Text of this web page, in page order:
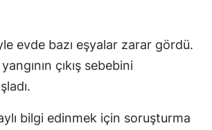
evde bazı eşyalar zarar gördü.
çıkış sebebini
bilgi edinmek için soruşturma